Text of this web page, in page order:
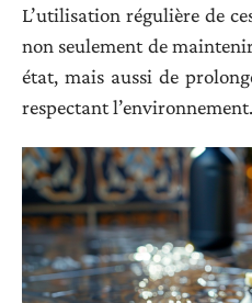
L’utilisation régulière de
non seulement de
état, mais aussi de
respectant l’environnement.